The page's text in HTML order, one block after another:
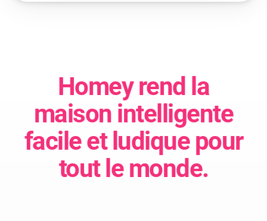
Homey rend la
maison intelligente
facile et ludique pour
tout le monde.